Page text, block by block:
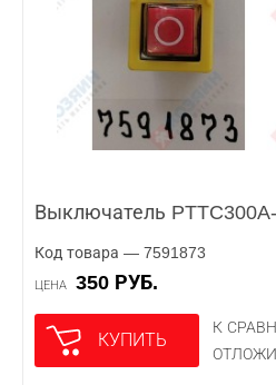
Выключатель
Код товара — 7591873
ЦЕНА 350 РУБ.
КУПИТЬ
К